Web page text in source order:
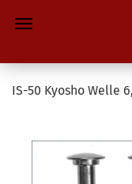
IS-50 Kyosho Welle